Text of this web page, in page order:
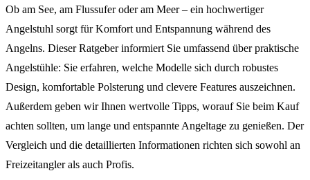
Ob am See, am Flussufer oder am Meer – ein hochwertiger
Angelstuhl sorgt für Komfort und Entspannung während des
Angelns. Dieser Ratgeber informiert Sie umfassend über praktische
Angelstühle: Sie erfahren, welche Modelle sich durch robustes
Design, komfortable Polsterung und clevere Features auszeichnen.
Außerdem geben wir Ihnen wertvolle Tipps, worauf Sie beim Kauf
achten sollten, um lange und entspannte Angeltage zu genießen. Der
Vergleich und die detaillierten Informationen richten sich sowohl an
Freizeitangler als auch Profis.